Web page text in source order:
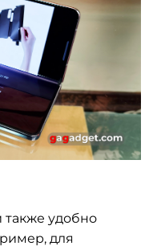
удобно
для